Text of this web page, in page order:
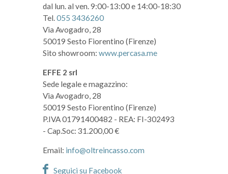
dal lun. al ven. 9:00-13:00 e 14:00-18:30
Tel.055 3436260
Via Avogadro, 28
50019 Sesto Fiorentino (Firenze)
Sito showroom: www.percasa.me
EFFE 2 srl
Sede legale e magazzino:
Via Avogadro, 28
50019 Sesto Fiorentino (Firenze)
P.IVA 01791400482 - REA: FI-302493
- Cap.Soc: 31.200,00 €
Email: info@oltreincasso.com
Seguici su Facebook